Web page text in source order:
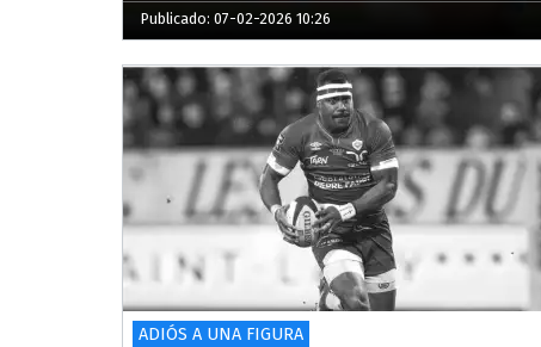
Publicado: 07-02-2026 10:26
ADIÓS A UNA FIGURA